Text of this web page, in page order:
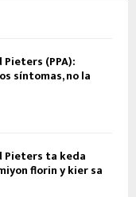
(PPA):
síntomas, no la
Pieters ta keda
florin y kier sa